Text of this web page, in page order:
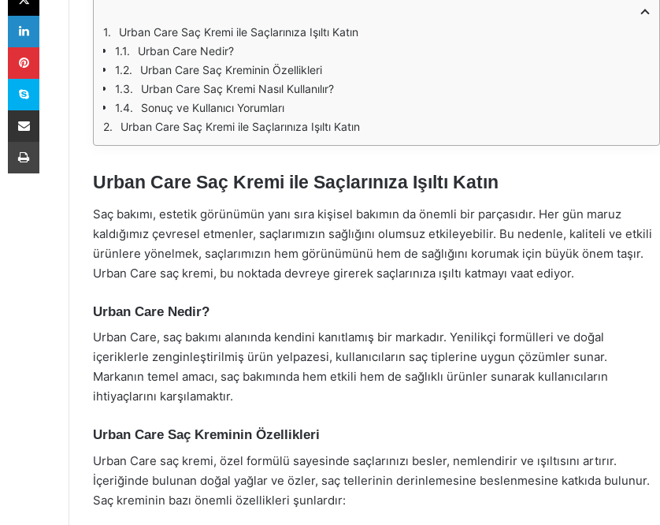
Urban Care Saç Kremi ile Saçlarınıza Işıltı Katın
Urban Care Nedir?
Urban Care Saç Kreminin Özellikleri
Urban Care Saç Kremi Nasıl Kullanılır?
Sonuç ve Kullanıcı Yorumları
Urban Care Saç Kremi ile Saçlarınıza Işıltı Katın
Urban Care Saç Kremi ile Saçlarınıza Işıltı Katın
Saç bakımı, estetik görünümün yanı sıra kişisel bakımın da önemli bir parçasıdır. Her gün maruz
kaldığımız çevresel etmenler, saçlarımızın sağlığını olumsuz etkileyebilir. Bu nedenle, kaliteli ve etkili
ürünlere yönelmek, saçlarımızın hem görünümünü hem de sağlığını korumak için büyük önem taşır.
Urban Care saç kremi, bu noktada devreye girerek saçlarınıza ışıltı katmayı vaat ediyor.
Urban Care Nedir?
Urban Care, saç bakımı alanında kendini kanıtlamış bir markadır. Yenilikçi formülleri ve doğal
içeriklerle zenginleştirilmiş ürün yelpazesi, kullanıcıların saç tiplerine uygun çözümler sunar.
Markanın temel amacı, saç bakımında hem etkili hem de sağlıklı ürünler sunarak kullanıcıların
ihtiyaçlarını karşılamaktır.
Urban Care Saç Kreminin Özellikleri
Urban Care saç kremi, özel formülü sayesinde saçlarınızı besler, nemlendirir ve ışıltısını artırır.
İçeriğinde bulunan doğal yağlar ve özler, saç tellerinin derinlemesine beslenmesine katkıda bulunur.
Saç kreminin bazı önemli özellikleri şunlardır:
LinkedIn
Pinterest
Skype
E-Posta ile paylaş